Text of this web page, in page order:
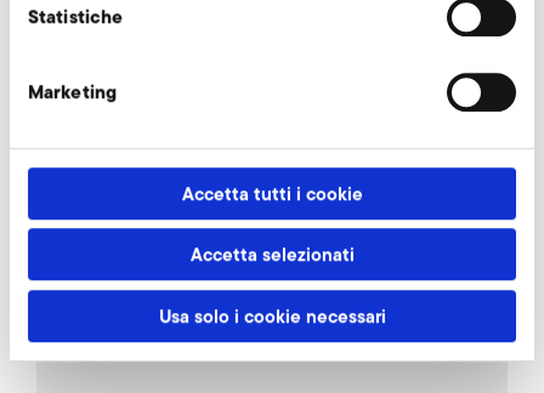
Statistiche
Marketing
Accetta tutti i cookie
Accetta selezionati
Usa solo i cookie necessari
Bocchettone di attacco
Valvole di limitazione
Valvole a farfalla